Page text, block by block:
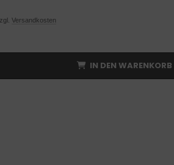
Versandkosten
IN DEN WARENKORB